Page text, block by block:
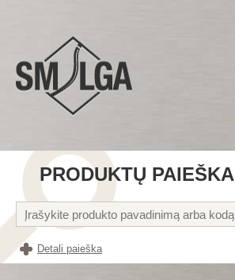
PRODUKTŲ PAIEŠKA
Detali paieška